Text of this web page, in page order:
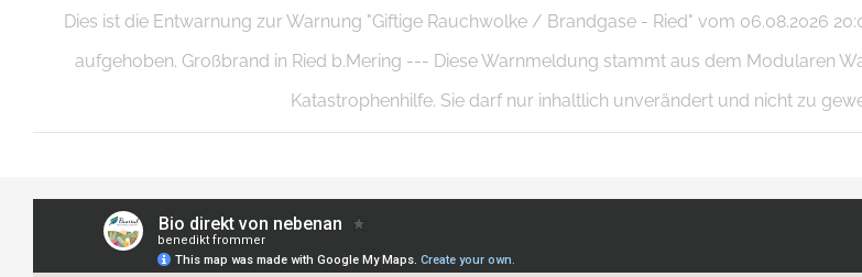
Dies ist die Entwarnung zur Warnung "Giftige Rauchwolke / Brandgase - Ried" vom 06.08.2026
aufgehoben. Großbrand in Ried b.Mering --- Diese Warnmeldung stammt aus dem Modularen
Katastrophenhilfe. Sie darf nur inhaltlich unverändert und nicht zu